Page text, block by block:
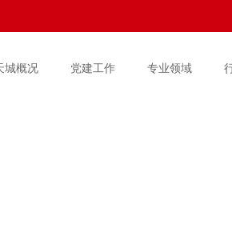
城概况 党建工作 专业领域